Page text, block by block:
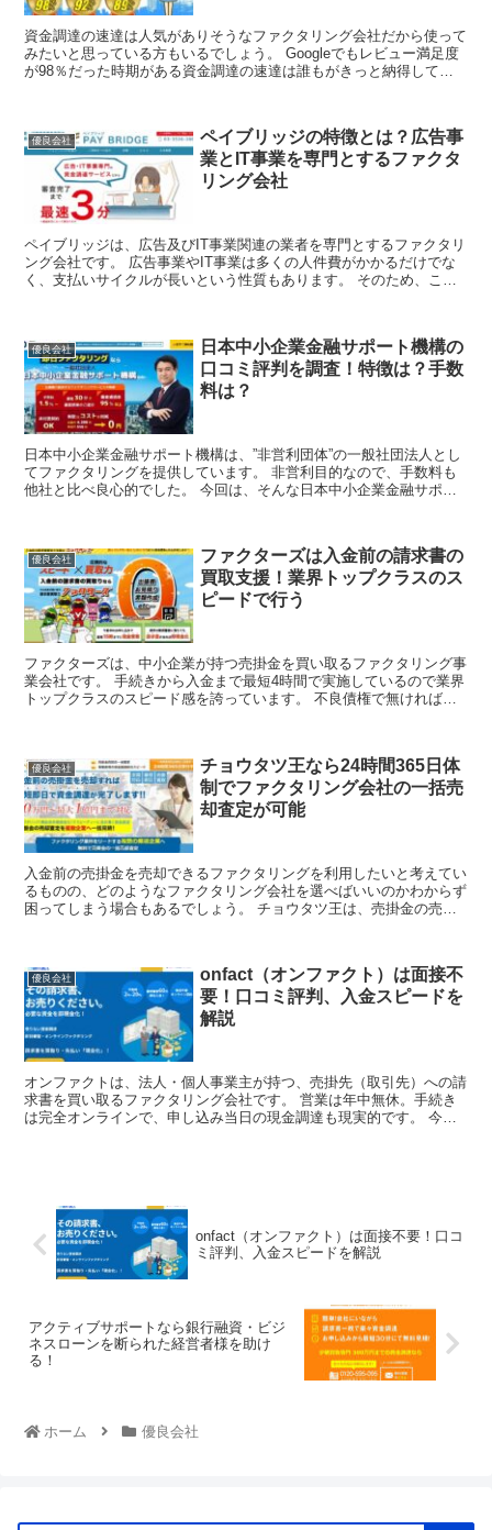
資金調達の速達は人気がありそうなファクタリング会社だから使って
みたいと思っている方もいるでしょう。 Googleでもレビュー満足度
が98％だった時期がある資金調達の速達は誰もがきっと納得して利
優良会社
ペイブリッジの特徴とは？広告事
業とIT事業を専門とするファクタ
リング会社
ペイブリッジは、広告及びIT事業関連の業者を専門とするファクタリ
ング会社です。 広告事業やIT事業は多くの人件費がかかるだけでな
く、支払いサイクルが長いという性質もあります。 そのため、これ
優良会社
日本中小企業金融サポート機構の
口コミ評判を調査！特徴は？手数
料は？
日本中小企業金融サポート機構は、”非営利団体”の一般社団法人とし
てファクタリングを提供しています。 非営利目的なので、手数料も
他社と比べ良心的でした。 今回は、そんな日本中小企業金融サポー
優良会社
ファクターズは入金前の請求書の
買取支援！業界トップクラスのス
ピードで行う
ファクターズは、中小企業が持つ売掛金を買い取るファクタリング事
業会社です。 手続きから入金まで最短4時間で実施しているので業界
トップクラスのスピード感を誇っています。 不良債権で無ければ、
優良会社
チョウタツ王なら24時間365日体
制でファクタリング会社の一括売
却査定が可能
入金前の売掛金を売却できるファクタリングを利用したいと考えてい
るものの、どのようなファクタリング会社を選べばいいのかわからず
困ってしまう場合もあるでしょう。 チョウタツ王は、売掛金の売却
優良会社
onfact（オンファクト）は面接不
要！口コミ評判、入金スピードを
解説
オンファクトは、法人・個人事業主が持つ、売掛先（取引先）への請
求書を買い取るファクタリング会社です。 営業は年中無休。手続き
は完全オンラインで、申し込み当日の現金調達も現実的です。 今回
onfact（オンファクト）は面接不要！口コ
ミ評判、入金スピードを解説
アクティブサポートなら銀行融資・ビジ
ネスローンを断られた経営者様を助け
る！
ホーム 優良会社